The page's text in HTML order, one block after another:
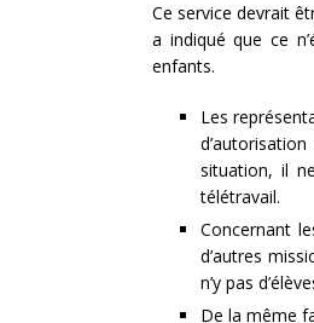
Ce service devrait
a indiqué que ce
enfants.
Les
situation, il
télétravail.
Concernant
d’autres
n’y pas
De la même